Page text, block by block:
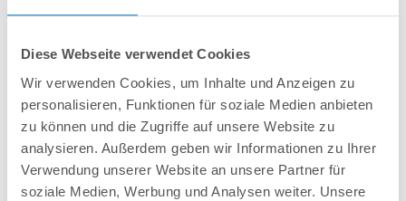
Diese Webseite verwendet Cookies
Wir verwenden Cookies, um Inhalte und Anzeigen zu
personalisieren, Funktionen für soziale Medien anbieten
zu können und die Zugriffe auf unsere Website zu
analysieren. Außerdem geben wir Informationen zu Ihrer
Verwendung unserer Website an unsere Partner für
soziale Medien, Werbung und Analysen weiter. Unsere
Wasserpflegebedarf deutlich!
Breitmaul-Einbauskimmer Slim für einen extra hohen Wasserstand
Bodenablauf+ 2 Einlaufdüsen mitsamt Mauerdurchführungen
Sandfilteranlage
POOL SANA PRO PRIME 500 / SPECK PP 9
Erdbeständiges Verrohrungsset PROFI Ø 50 mm+ Entleerungspaket
5-stufige, 60 cm breite Einstiegstreppe in weiß für die Befestigung am
Poolrand